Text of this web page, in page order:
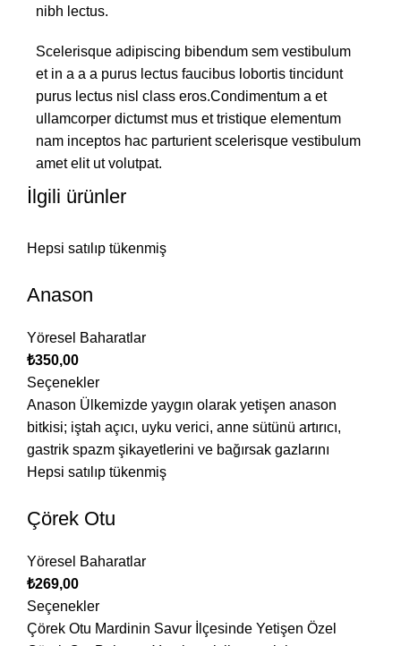
nibh lectus.
Scelerisque adipiscing bibendum sem vestibulum
et in a a a purus lectus faucibus lobortis tincidunt
purus lectus nisl class eros.Condimentum a et
ullamcorper dictumst mus et tristique elementum
nam inceptos hac parturient scelerisque vestibulum
amet elit ut volutpat.
İlgili ürünler
Hepsi satılıp tükenmiş
Anason
Yöresel Baharatlar
₺350,00
Seçenekler
Anason Ülkemizde yaygın olarak yetişen anason
bitkisi; iştah açıcı, uyku verici, anne sütünü artırıcı,
gastrik spazm şikayetlerini ve bağırsak gazlarını
Hepsi satılıp tükenmiş
Çörek Otu
Yöresel Baharatlar
₺269,00
Seçenekler
Çörek Otu Mardinin Savur İlçesinde Yetişen Özel